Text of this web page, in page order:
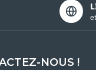
NOUS !